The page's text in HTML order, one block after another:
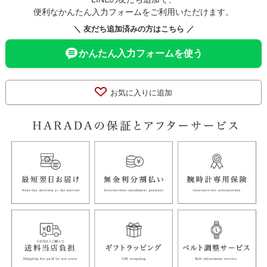
便利なかんたん入力フォームをご利用いただけます。
＼ 友だち追加済みの方はこちら ／
かんたん入力フォームを使う
お気に入りに追加